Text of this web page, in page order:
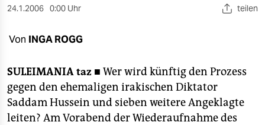
berlin
nord
verlag
verlag
24.1.2006 0:00 Uhr teilen
Von INGA ROGG
SULEIMANIAtaz ■ Wer wird künftig den Prozess
gegen den ehemaligen irakischen Diktator
Saddam Hussein und sieben weitere Angeklagte
leiten? Am Vorabend der Wiederaufnahme des